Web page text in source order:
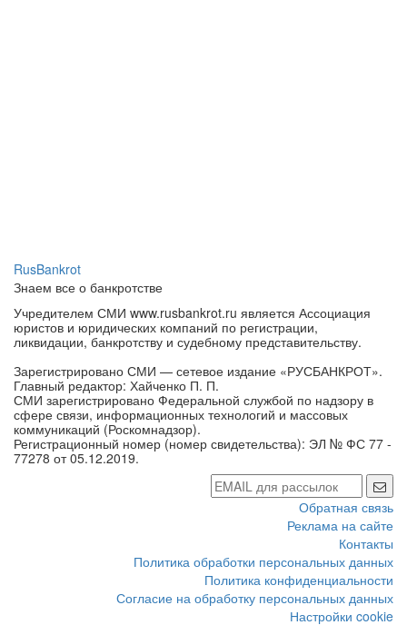
RusBankrot
Знаем все о банкротстве
Учредителем СМИ www.rusbankrot.ru является Ассоциация
юристов и юридических компаний по регистрации,
ликвидации, банкротству и судебному представительству.
Зарегистрировано СМИ — сетевое издание «РУСБАНКРОТ».
Главный редактор: Хайченко П. П.
СМИ зарегистрировано Федеральной службой по надзору в
сфере связи, информационных технологий и массовых
коммуникаций (Роскомнадзор).
Регистрационный номер (номер свидетельства): ЭЛ № ФС 77 -
77278 от 05.12.2019.
Обратная связь
Реклама на сайте
Контакты
Политика обработки персональных данных
Политика конфиденциальности
Согласие на обработку персональных данных
Настройки cookie